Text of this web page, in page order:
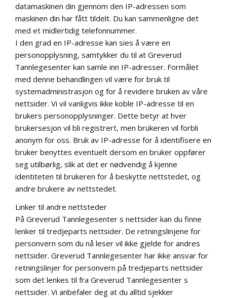
datamaskinen din gjennom den IP-adressen som
maskinen din har fått tildelt. Du kan sammenligne det
med et midlertidig telefonnummer.
I den grad en IP-adresse kan sies å være en
personopplysning, samtykker du til at Greverud
Tannlegesenter kan samle inn IP-adresser. Formålet
med denne behandlingen vil være for bruk til
systemadministrasjon og for å revidere bruken av våre
nettsider. Vi vil vanligvis ikke koble IP-adresse til en
brukers personopplysninger. Dette betyr at hver
brukersesjon vil bli registrert, men brukeren vil forbli
anonym for oss. Bruk av IP-adresse for å identifisere en
bruker benyttes eventuelt dersom en bruker oppfører
seg utilbørlig, slik at det er nødvendig å kjenne
identiteten til brukeren for å beskytte nettstedet, og
andre brukere av nettstedet.
Linker til andre nettsteder
På Greverud Tannlegesenter s nettsider kan du finne
lenker til tredjeparts nettsider. De retningslinjene for
personvern som du nå leser vil ikke gjelde for andres
nettsider. Greverud Tannlegesenter har ikke ansvar for
retningslinjer for personvern på tredjeparts nettsider
som det lenkes til fra Greverud Tannlegesenter s
nettsider. Vi anbefaler deg at du alltid sjekker